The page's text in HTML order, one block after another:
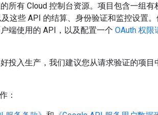
所有 Cloud 控制台资源。项目包含一组
这些 API 的结算、身份验证和监控设置
端使用的 API，以及配置一个 OAuth 权限
投入生产，我们建议您从请求验证的项目
：